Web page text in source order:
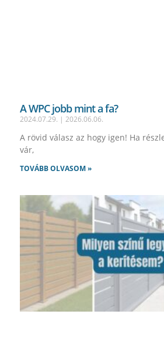
A WPC jobb mint a fa?
2024.07.29. 2026.06.06.
A rövid válasz az hogy igen! Ha
vár,
TOVÁBB OLVASOM »